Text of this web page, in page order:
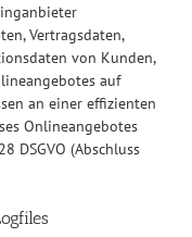
Vertragsdaten,
von Kunden,
auf
an einer effizienten
Onlineangebotes
DSGVO (Abschluss